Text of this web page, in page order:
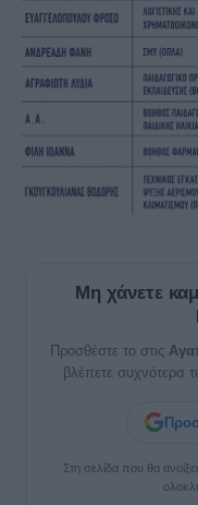
Μη χάνετε
Προσθέστε το στις
βλέπετε συχνότερα
Στη σελίδα που θα